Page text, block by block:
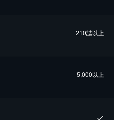
210誌以上
5,000以上